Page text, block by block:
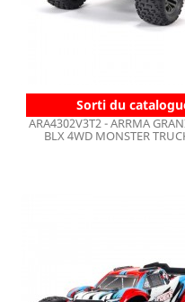
Sorti du
ARA4302V3T2 - ARRMA
BLX 4WD MONSTER